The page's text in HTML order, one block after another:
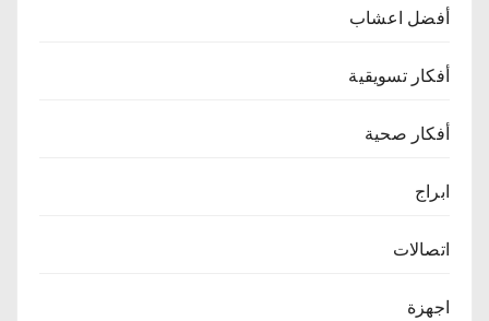
أفضل اعشاب
أفكار تسويقية
أفكار صحية
ابراج
اتصالات
اجهزة